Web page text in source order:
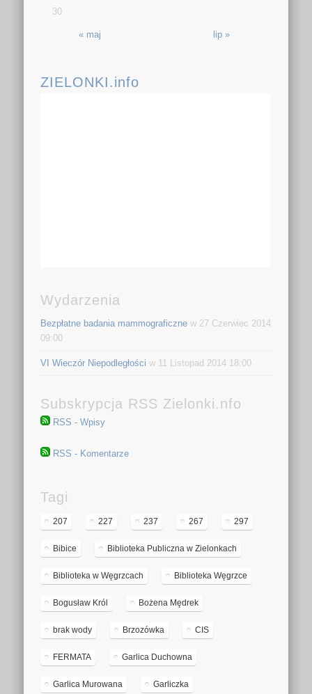
« maj lip »
30
ZIELONKI.info
Wydarzenia
Bezpłatne badania mammograficzne w 27 Czerwiec 2014
09:00
VI Wieczór Niepodległości w 11 Listopad 2014 18:00
Subskrypcja RSS Zielonki.nfo
RSS - Wpisy
RSS - Komentarze
Tagi
207 227 237 267 297
Bibice Biblioteka Publiczna w Zielonkach
Biblioteka w Węgrzcach Biblioteka Węgrzce
Bogusław Król Bożena Mędrek
brak wody Brzozówka CIS
FERMATA Garlica Duchowna
Garlica Murowana Garliczka